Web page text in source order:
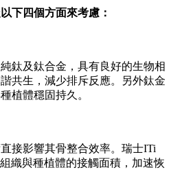
四個方面來考慮：
及鈦合金，具有良好的生物相
共生，減少排斥反應。另外鈦金
植體穩固持久。
影響其骨整合效率。瑞士ITi
織與種植體的接觸面積，加速恢